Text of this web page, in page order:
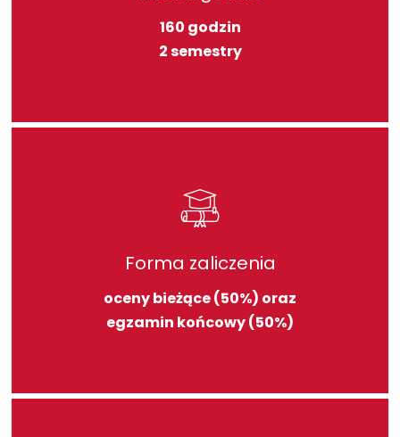
160 godzin
2 semestry
Forma zaliczenia
oceny bieżące (50%) oraz
egzamin końcowy (50%)